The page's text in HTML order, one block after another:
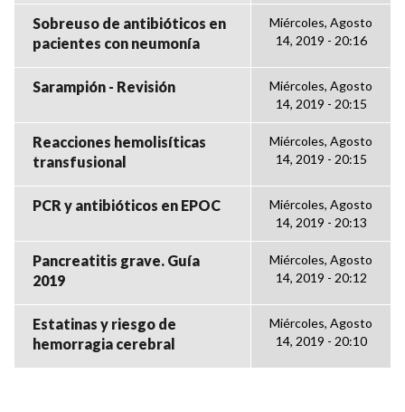
Sobreuso de antibióticos en
pacientes con neumonía
Miércoles, Agosto
14, 2019 - 20:16
Sarampión - Revisión
Miércoles, Agosto
14, 2019 - 20:15
Reacciones hemolisíticas
transfusional
Miércoles, Agosto
14, 2019 - 20:15
PCR y antibióticos en EPOC
Miércoles, Agosto
14, 2019 - 20:13
Pancreatitis grave. Guía
2019
Miércoles, Agosto
14, 2019 - 20:12
Estatinas y riesgo de
hemorragia cerebral
Miércoles, Agosto
14, 2019 - 20:10